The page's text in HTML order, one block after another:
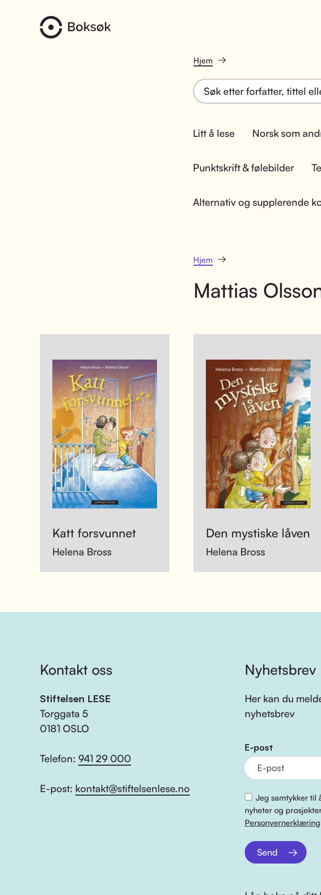
Hjem
Litt å lese Norsk som
Punktskrift & følebilder
Alternativ og supplerende
Hjem
Mattias
Katt forsvunnet
Helena Bross
Den mystiske låven
Helena Bross
Kontakt oss
Stiftelsen LESE
Torggata 5
0181 OSLO
Telefon: 941 29 000
E-post: kontakt@stiftelsenlese.no
Nyhetsbrev
Her kan du
nyhetsbrev
E-post
Jeg samtykker til
nyheter og
Personvernerklæring
Send